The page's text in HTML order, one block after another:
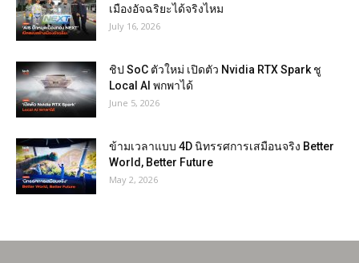
เมืองอัจฉริยะได้จริงไหม
July 16, 2026
ชิป SoC ตัวใหม่ เปิดตัว Nvidia RTX Spark ชู
Local AI พกพาได้
June 5, 2026
ข้ามเวลาแบบ 4D นิทรรศการเสมือนจริง Better
World, Better Future
May 2, 2026